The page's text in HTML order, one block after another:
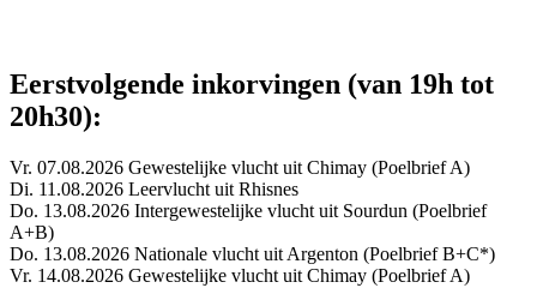
Eerstvolgende inkorvingen (van 19h tot
20h30):
Vr. 07.08.2026 Gewestelijke vlucht uit Chimay (Poelbrief A)
Di. 11.08.2026 Leervlucht uit Rhisnes
Do. 13.08.2026 Intergewestelijke vlucht uit Sourdun (Poelbrief
A+B)
Do. 13.08.2026 Nationale vlucht uit Argenton (Poelbrief B+C*)
Vr. 14.08.2026 Gewestelijke vlucht uit Chimay (Poelbrief A)